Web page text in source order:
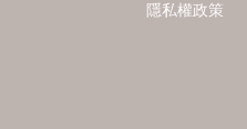
隱私權政策